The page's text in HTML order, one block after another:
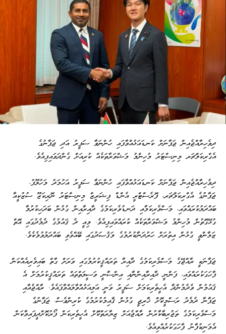
ދިވެހިރާއްޖެއިން ޖަޕާނަށް ކަނޑައަޅުއްވާފައި ހުންނަވާ ސަފީރު އަދި ޖަޕާނުގެ
އެގްރިކަލްޗަރ މިނިސްޓަރު މުހިންމު މަޝްވަރާތަކެއް ކުރިއަށް ގެންދަވައިފިއެވެ.
ދިވެހިރާއްޖެއިން ޖަޕާނަށް ކަނޑައަޅުއްވާފައި ހުންނަވާ ސަފީރު އަހުމަދު މަހުލޫފު،
ޖަޕާނުގެ އެގްރިކަލްޗަރ، ފޮރެސްޓްރީ އެންޑް ފިޝަރީޒް މިނިސްޓަރު ނޮރިކަޒޫ ސުޒުކީއާ
ބައްދަލުކުރައްވައި، މަސްވެރިކަމާއި ދަނޑުވެރިކަމުގެ ދާއިރާއިން ގުޅުން ބަދަހިކުރުމާ
ގުޅޭގޮތުން މުހިންމު މަޝްވަރާތަކެއް ކުރައްވައިފިއެވެ. މިއީ ދެ ޤައުމުގެ ދެމެދުގައި އޮތް
ޒަމާންވީ ގުޅުން އިތުރަށް ހަރުދަނާކުރުމުގެ މަޤުޞަދުގައި ބޭއްވެވި ބައްދަލުވުމެކެވެ.
ޖަޕާނަކީ ރާއްޖޭގެ މަސްވެރިކަމުގެ ދާއިރާ ތަރައްޤީކުރުމުގައި ވަރަށް ގާތް ބައިވެރިއެއްކަން
ފާހަގަކުރައްވައި، ފަންނީ ދާއިރާއިންނާއި އިންސާނީ ވަސީލަތްތައް ތަރައްޤީކުރުމަށް އެ
ޤައުމުން ވެދެމުންދާ އެހީތެރިކަމަށް ސަފީރު ވަނީ އަލިއަޅުއްވާލައްވާފައެވެ. ރާއްޖެއާއި
ޖަޕާނާ ދެމެދު ރަސްމީކޮށް ޚާރިޖީ ގުޅުން ޤާއިމުކުރުމުގެ ކުރިންވެސް، ޖަޕާނުގެ
މަސްވެރިކަމުގެ ތަޖުރިބާކާރުން ރާއްޖެއަށް ޒިޔާރަތްކޮށް އެހީތެރިކަން ފޯރުކޮށްދީފައިވާކަން
އެމަނިކުފާނު ފާހަގަކުރެއްވިއެވެ.